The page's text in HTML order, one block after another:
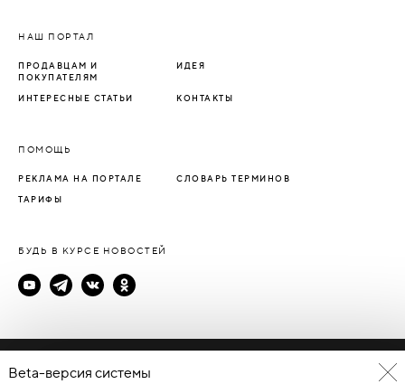
НАШ ПОРТАЛ
ПРОДАВЦАМ И
ПОКУПАТЕЛЯМ
ИДЕЯ
ИНТЕРЕСНЫЕ СТАТЬИ КОНТАКТЫ
ПОМОЩЬ
РЕКЛАМА НА ПОРТАЛЕ СЛОВАРЬ ТЕРМИНОВ
ТАРИФЫ
БУДЬ В КУРСЕ НОВОСТЕЙ
Политика конфиденциальности
Beta-версия системы